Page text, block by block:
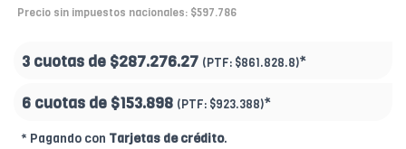
Precio sin impuestos nacionales: $597.786
3 cuotas de $287.276.27 (PTF: $861.828.8)*
6 cuotas de $153.898 (PTF: $923.388)*
* Pagando con Tarjetas de crédito.